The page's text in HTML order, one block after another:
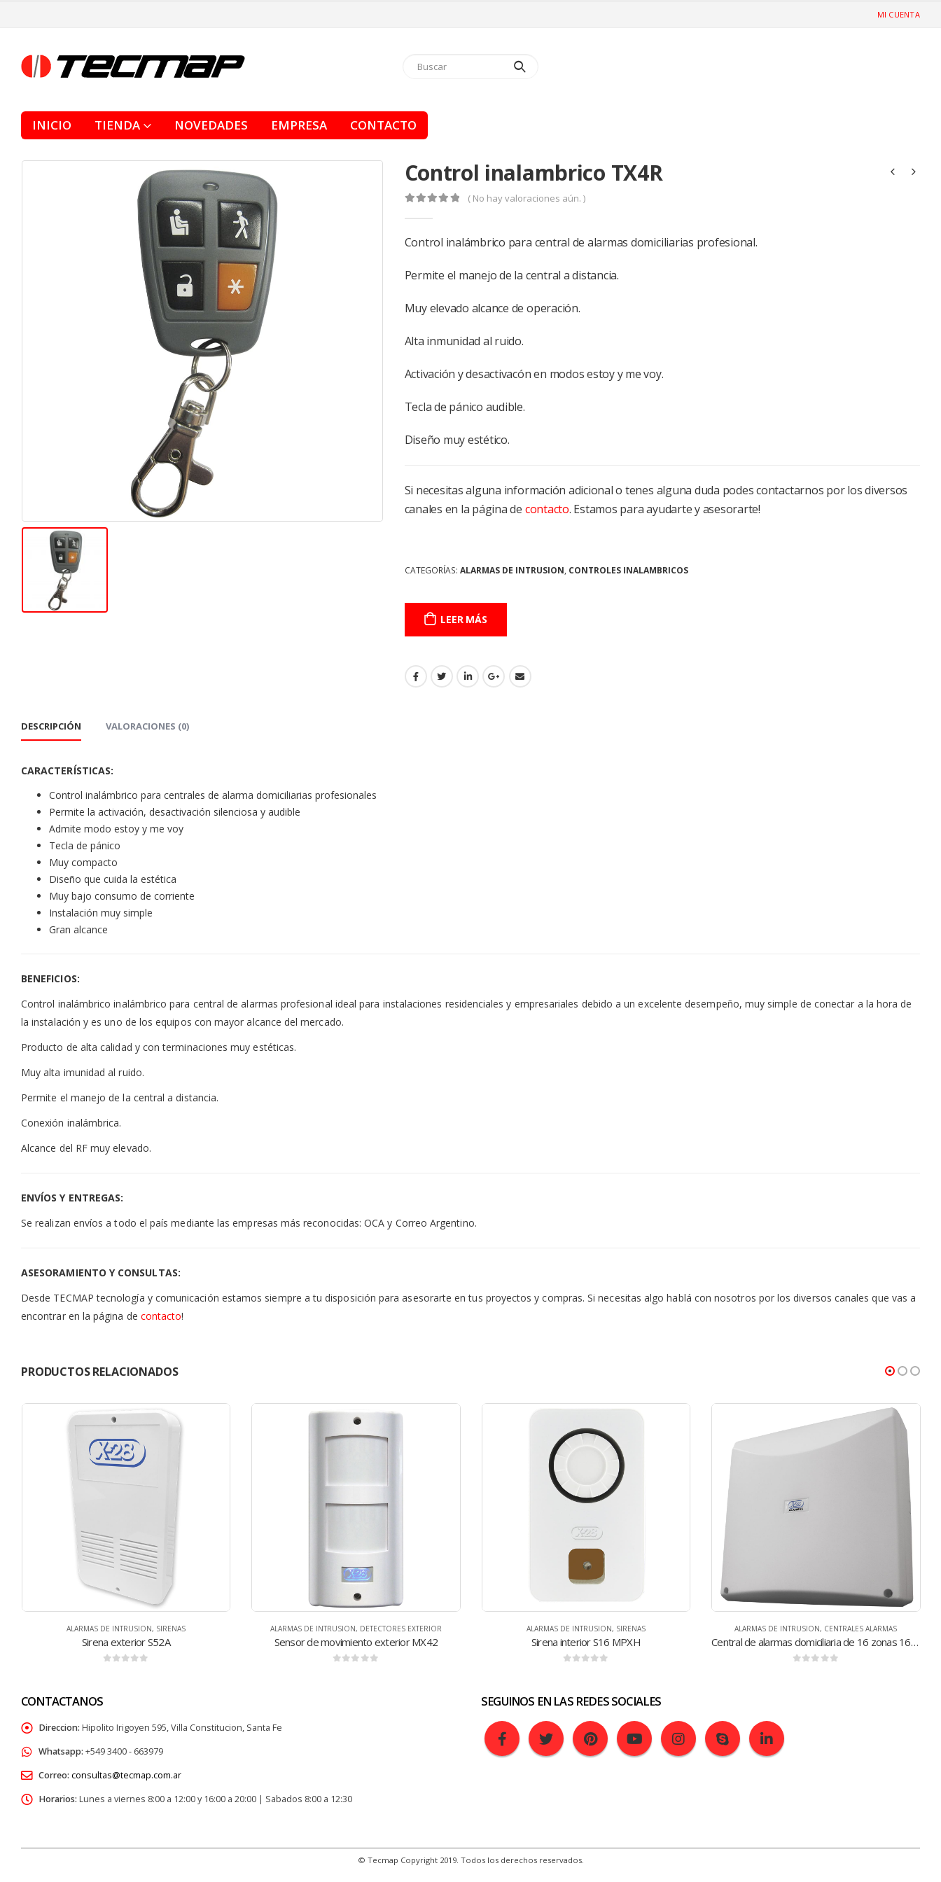
MI CUENTA
INICIO TIENDA NOVEDADES EMPRESA CONTACTO
Control inalambrico TX4R
( No hay valoraciones aún. )
Control inalámbrico para central de alarmas domiciliarias profesional.
Permite el manejo de la central a distancia.
Muy elevado alcance de operación.
Alta inmunidad al ruido.
Activación y desactivacón en modos estoy y me voy.
Tecla de pánico audible.
Diseño muy estético.
Si necesitas alguna información adicional o tenes alguna duda podes contactarnos por los diversos
canales en la página de contacto. Estamos para ayudarte y asesorarte!
CATEGORÍAS: ALARMAS DE INTRUSION, CONTROLES INALAMBRICOS
LEER MÁS
DESCRIPCIÓN VALORACIONES (0)
CARACTERÍSTICAS:
Control inalámbrico para centrales de alarma domiciliarias profesionales
Permite la activación, desactivación silenciosa y audible
Admite modo estoy y me voy
Tecla de pánico
Muy compacto
Diseño que cuida la estética
Muy bajo consumo de corriente
Instalación muy simple
Gran alcance
BENEFICIOS:
Control inalámbrico inalámbrico para central de alarmas profesional ideal para instalaciones residenciales y empresariales debido a un excelente desempeño, muy simple de conectar a la hora de
la instalación y es uno de los equipos con mayor alcance del mercado.
Producto de alta calidad y con terminaciones muy estéticas.
Muy alta imunidad al ruido.
Permite el manejo de la central a distancia.
Conexión inalámbrica.
Alcance del RF muy elevado.
ENVÍOS Y ENTREGAS:
Se realizan envíos a todo el país mediante las empresas más reconocidas: OCA y Correo Argentino.
ASESORAMIENTO Y CONSULTAS:
Desde TECMAP tecnología y comunicación estamos siempre a tu disposición para asesorarte en tus proyectos y compras. Si necesitas algo hablá con nosotros por los diversos canales que vas a
encontrar en la página de contacto!
PRODUCTOS RELACIONADOS
ALARMAS DE INTRUSION,DETECTORES EXTERIOR
Sensor de movimiento exterior MX42
ALARMAS DE INTRUSION,SIRENAS
Sirena interior S16 MPXH
ALARMAS DE INTRUSION,CENTRALES ALARMAS ALARMAS DE INTRUSION, CENTRALES ALARMAS
Central de alarmas domiciliaria de 8 zonas N8 MPXH
CONTACTANOS
Direccion: Hipolito Irigoyen 595, Villa Constitucion, Santa Fe
Whatsapp: +549 3400 - 663979
Correo: consultas@tecmap.com.ar
Horarios: Lunes a viernes 8:00 a 12:00 y 16:00 a 20:00 | Sabados 8:00 a 12:30
SEGUINOS EN LAS REDES SOCIALES
© Tecmap Copyright 2019. Todos los derechos reservados.